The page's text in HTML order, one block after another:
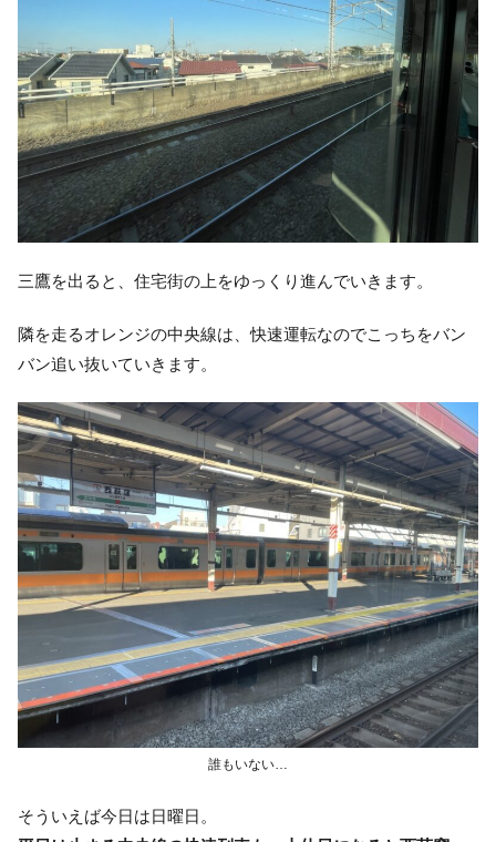
三鷹を出ると、住宅街の上をゆっくり進んでいきます。
隣を走るオレンジの中央線は、快速運転なのでこっちをバン
バン追い抜いていきます。
誰もいない…
そういえば今日は日曜日。